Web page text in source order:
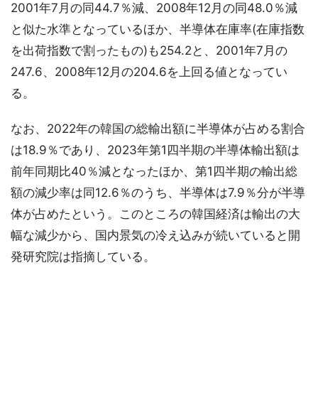
2001年7月の同44.7％減、2008年12月の同48.0％減
と似た水準となっているほか、半導体在庫率(在庫指数
を出荷指数で割ったもの)も254.2と、2001年7月の
247.6、2008年12月の204.6を上回る値となってい
る。
なお、2022年の韓国の総輸出額に半導体が占める割合
は18.9％であり、2023年第1四半期の半導体輸出額は
前年同期比40％減となったほか、第1四半期の輸出総
額の減少率は同12.6％のうち、半導体は7.9％分が半導
体が占めたという。このところの韓国経済は輸出の大
幅な減少から、国内景気の冷え込みが続いていると開
発研究院は指摘している。